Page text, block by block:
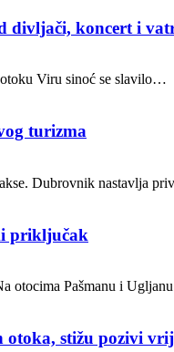
divljači, koncert i
Viru sinoć se slavilo…
turizma
Dubrovnik nastavlja
priključak
otocima Pašmanu i
stižu pozivi